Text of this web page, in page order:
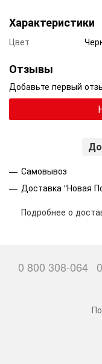
Характеристики
Цвет
Отзывы
Добавьте первый
Самовывоз
Доставка "Новая
Подробнее о
0 800 308-064